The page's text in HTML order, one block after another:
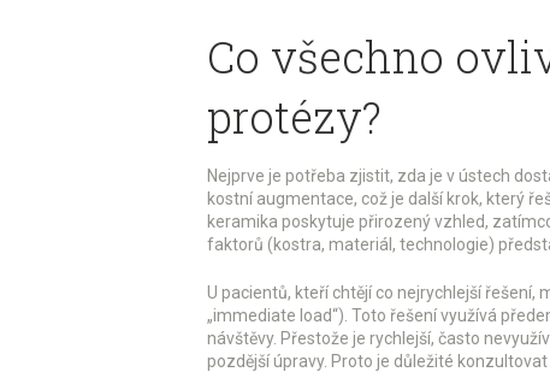
Co všechno
protézy?
Nejprve je potřeba zjistit, zda je v ústech
kostní augmentace, což je další krok, který
keramika poskytuje přirozený vzhled,
faktorů (kostra, materiál, technologie)
U pacientů, kteří chtějí co nejrychlejší
„immediate load“). Toto řešení využívá
návštěvy. Přestože je rychlejší, často
pozdější úpravy. Proto je důležité